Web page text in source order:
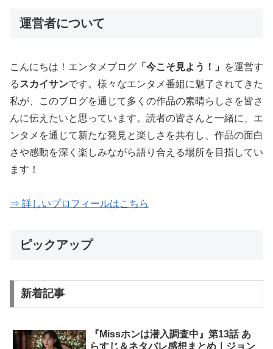
運営者について
こんにちは！エンタメブログ 「今こそ見よう！」
を運営す
る スカイサンです。様々なエンタメ番組に魅了されてきた
私が、このブログを通じて多くの作品の素晴らしさを皆さ
んに伝えたいと思っています。読者の皆さんと一緒に、エ
ンタメを通じて新たな発見と楽しさを共有し、作品の面白
さや感動を深く楽しみながら語り合える場所を目指してい
ます！
⇒ 詳しいプロフィールはこちら
ピックアップ
新着記事
『Missホンは潜入調査中』第13話 あ
らすじ＆ネタバレ感想まとめ｜ジョン